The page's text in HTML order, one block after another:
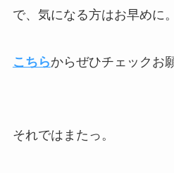
で、気になる方はお早めに。
こちらからぜひチェックお
それではまたっ。